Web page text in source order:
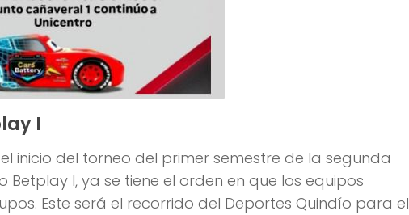
I
inicio del torneo del primer semestre de la segunda
I, ya se tiene el orden en que los equipos
Este será el recorrido del Deportes Quindío para el